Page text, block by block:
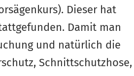
Dieser hat
Damit man
und natürlich die
Schnittschutzhose,